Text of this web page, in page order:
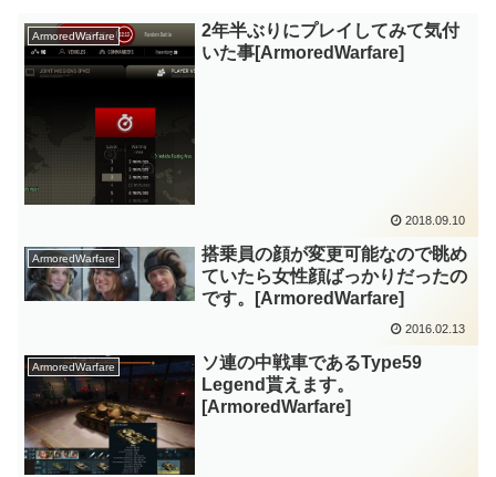
ArmoredWarfare
2年半ぶりにプレイしてみて気付
いた事[ArmoredWarfare]
2018.09.10
ArmoredWarfare
搭乗員の顔が変更可能なので眺め
ていたら女性顔ばっかりだったの
です。[ArmoredWarfare]
2016.02.13
ArmoredWarfare
ソ連の中戦車であるType59
Legend貰えます。
[ArmoredWarfare]